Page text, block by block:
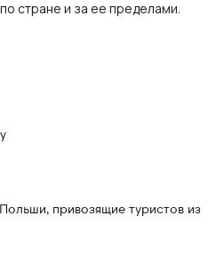
стране и за ее пределами.
привозящие туристов из